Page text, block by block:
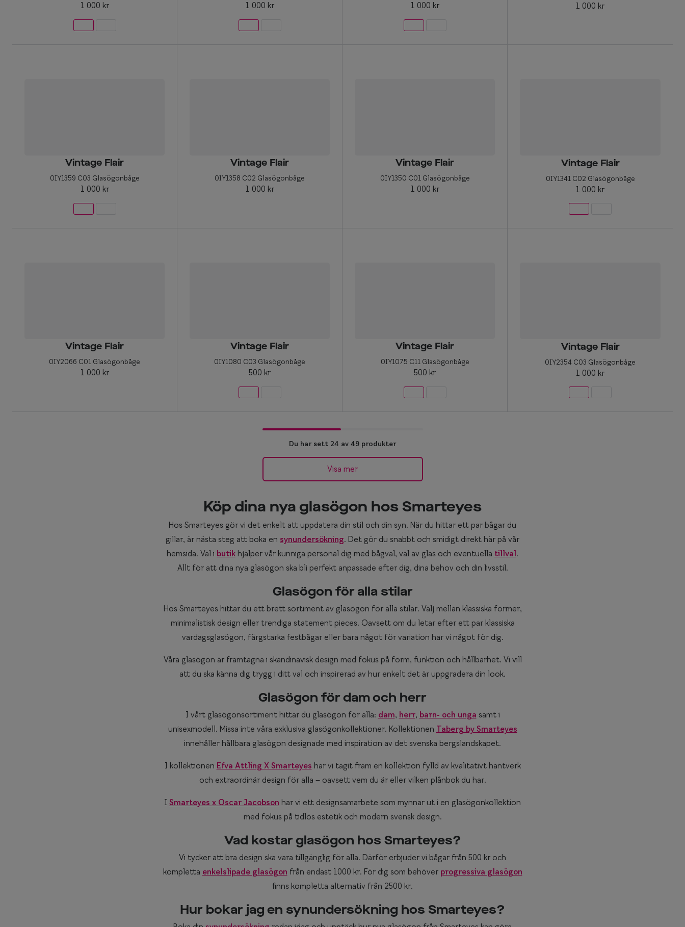
1 000 kr 1 000 kr 1 000 kr 1 000 kr
Vintage Flair
0IY1359 C03 Glasögonbåge
1 000 kr
Vintage Flair
0IY1358 C02 Glasögonbåge
1 000 kr
Vintage Flair
0IY1350 C01 Glasögonbåge
1 000 kr
Vintage Flair
0IY1341 C02 Glasögonbåge
1 000 kr
Vintage Flair
0IY2066 C01 Glasögonbåge
1 000 kr
Vintage Flair
0IY1080 C03 Glasögonbåge
500 kr
Vintage Flair
0IY1075 C11 Glasögonbåge
500 kr
Vintage Flair
0IY2354 C03 Glasögonbåge
1 000 kr
Du har sett 24 av 49 produkter
Visa mer
Köp dina nya glasögon hos Smarteyes
Hos Smarteyes gör vi det enkelt att uppdatera din stil och din syn. När du hittar ett par bågar du
gillar, är nästa steg att boka en synundersökning. Det gör du snabbt och smidigt direkt här på vår
hemsida. Väl i butik hjälper vår kunniga personal dig med bågval, val av glas och eventuella tillval.
Allt för att dina nya glasögon ska bli perfekt anpassade efter dig, dina behov och din livsstil.
Glasögon för alla stilar
Hos Smarteyes hittar du ett brett sortiment av glasögon för alla stilar. Välj mellan klassiska former,
minimalistisk design eller trendiga statement pieces. Oavsett om du letar efter ett par klassiska
vardagsglasögon, färgstarka festbågar eller bara något för variation har vi något för dig.
Våra glasögon är framtagna i skandinavisk design med fokus på form, funktion och hållbarhet. Vi vill
att du ska känna dig trygg i ditt val och inspirerad av hur enkelt det är uppgradera din look.
Glasögon för dam och herr
I vårt glasögonsortiment hittar du glasögon för alla: dam, herr, barn- och unga samt i
unisexmodell. Missa inte våra exklusiva glasögonkollektioner. Kollektionen Taberg by Smarteyes
innehåller hållbara glasögon designade med inspiration av det svenska bergslandskapet.
I kollektionen Efva Attling X Smarteyes har vi tagit fram en kollektion fylld av kvalitativt hantverk
och extraordinär design för alla – oavsett vem du är eller vilken plånbok du har.
I Smarteyes x Oscar Jacobson har vi ett designsamarbete som mynnar ut i en glasögonkollektion
med fokus på tidlös estetik och modern svensk design.
Vad kostar glasögon hos Smarteyes?
Vi tycker att bra design ska vara tillgänglig för alla. Därför erbjuder vi bågar från 500 kr och
kompletta enkelslipade glasögon från endast 1000 kr. För dig som behöver progressiva glasögon
finns kompletta alternativ från 2500 kr.
Hur bokar jag en synundersökning hos Smarteyes?